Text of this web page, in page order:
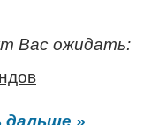
Вас ожидать:
»